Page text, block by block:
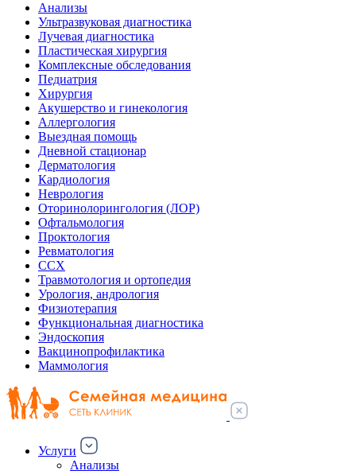
Анализы
Ультразвуковая диагностика
Лучевая диагностика
Пластическая хирургия
Комплексные обследования
Педиатрия
Хирургия
Акушерство и гинекология
Аллергология
Выездная помощь
Дневной стационар
Дерматология
Кардиология
Неврология
Оторинолорингология (ЛОР)
Офтальмология
Проктология
Ревматология
ССХ
Травмотология и ортопедия
Урология, андрология
Физиотерапия
Функциональная диагностика
Эндоскопия
Вакцинопрофилактика
Маммология
Услуги
Анализы